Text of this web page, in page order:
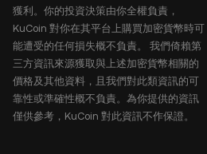
獲利。你的投資決策由你全權負責，
KuCoin 對你在其平台上購買加密貨幣時可
能遭受的任何損失概不負責。 我們倚賴第
三方資訊來源獲取與上述加密貨幣相關的
價格及其他資料，且我們對此類資訊的可
靠性或準確性概不負責。為你提供的資訊
僅供參考，KuCoin 對此資訊不作保證。